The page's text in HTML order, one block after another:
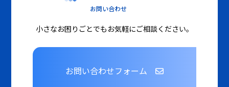
お問い合わせ
小さなお困りごとでもお気軽にご相談ください。
お問い合わせフォーム